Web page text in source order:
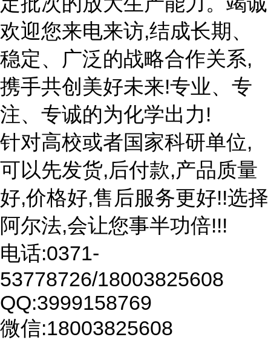
欢迎您来电来访,结成长期、
稳定、广泛的战略合作关系,
携手共创美好未来!专业、专
注、专诚的为化学出力!
针对高校或者国家科研单位,
可以先发货,后付款,产品质量
好,价格好,售后服务更好!!选择
阿尔法,会让您事半功倍!!!
电话:0371-
53778726/18003825608
QQ:3999158769
微信:18003825608